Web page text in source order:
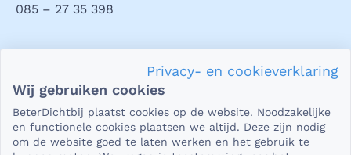
085 – 27 35 398
Privacy en veiligheid
Als het gaat om je gezondheid, dan is het natuurlijk heel
kunt stellen. En dat je er zeker van bent dat wat je deelt,
niet in verkeerde handen valt. Daar kun je op rekenen bij
Privacy- en cookieverklaring
Wij gebruiken cookies
BeterDichtbij plaatst cookies op de website. Noodzakelijke
en functionele cookies plaatsen we altijd. Deze zijn nodig
om de website goed te laten werken en het gebruik te